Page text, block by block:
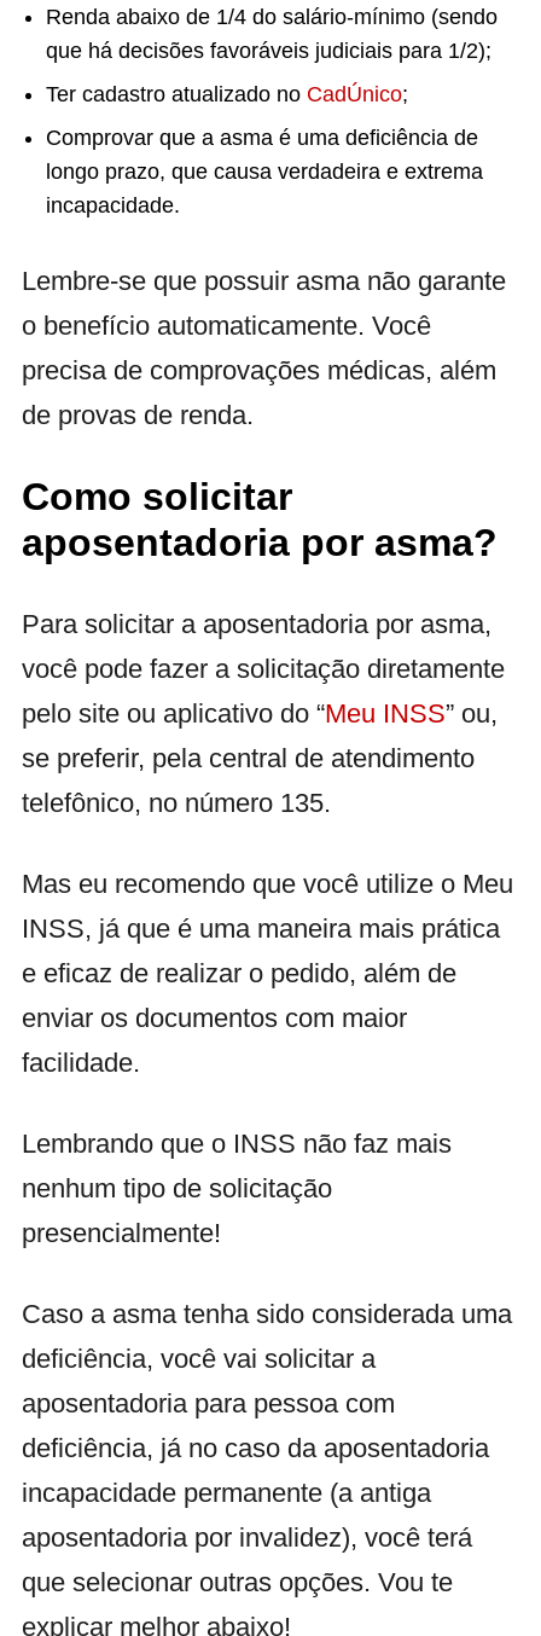
Renda abaixo de 1/4 do salário-mínimo (sendo
que há decisões favoráveis judiciais para 1/2);
Ter cadastro atualizado no CadÚnico;
Comprovar que a asma é uma deficiência de
longo prazo, que causa verdadeira e extrema
incapacidade.
Lembre-se que possuir asma não garante
o benefício automaticamente. Você
precisa de comprovações médicas, além
de provas de renda.
Como solicitar
aposentadoria por asma?
Para solicitar a aposentadoria por asma,
você pode fazer a solicitação diretamente
pelo site ou aplicativo do “Meu INSS” ou,
se preferir, pela central de atendimento
telefônico, no número 135.
Mas eu recomendo que você utilize o Meu
INSS, já que é uma maneira mais prática
e eficaz de realizar o pedido, além de
enviar os documentos com maior
facilidade.
Lembrando que o INSS não faz mais
nenhum tipo de solicitação
presencialmente!
Caso a asma tenha sido considerada uma
deficiência, você vai solicitar a
aposentadoria para pessoa com
deficiência, já no caso da aposentadoria
incapacidade permanente (a antiga
aposentadoria por invalidez), você terá
que selecionar outras opções. Vou te
explicar melhor abaixo!